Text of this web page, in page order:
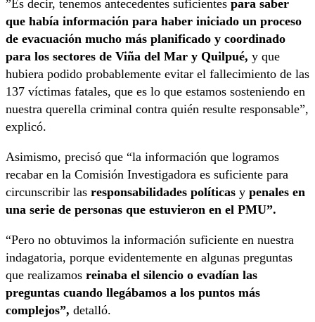
”Es decir, tenemos antecedentes suficientes para saber
que había información para haber iniciado un proceso
de evacuación mucho más planificado y coordinado
para los sectores de Viña del Mar y Quilpué, y que
hubiera podido probablemente evitar el fallecimiento de las
137 víctimas fatales, que es lo que estamos sosteniendo en
nuestra querella criminal contra quién resulte responsable”,
explicó.
Asimismo, precisó que “la información que logramos
recabar en la Comisión Investigadora es suficiente para
circunscribir las responsabilidades políticas y penales en
una serie de personas que estuvieron en el PMU”.
“Pero no obtuvimos la información suficiente en nuestra
indagatoria, porque evidentemente en algunas preguntas
que realizamos reinaba el silencio o evadían las
preguntas cuando llegábamos a los puntos más
complejos”, detalló.